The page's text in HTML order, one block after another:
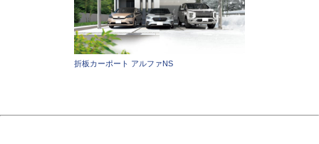
折板カーポート アルファNS